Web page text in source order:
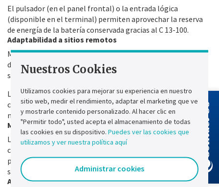
El pulsador (en el panel frontal) o la entrada lógica
(disponible en el terminal) permiten aprovechar la reserva
de energía de la batería conservada gracias al C 13-100.
Adaptabilidad a sitios remotos
Mayor duración de la batería para garantizar la continuidad
del servicio mientras se espera la intervención humana en el
sitio.
La resistencia de calentamiento que evita la formación de
condensación en el interior del armario instalado en el
mástil del aerogenerador.
Monitoreo automático de la batería
La prueba periódica de la batería mantiene la batería en
condiciones ideales de funcionamiento verificando
periódicamente su estado e informando al operador si se
supera el umbral de falla.
Autonomía
Contact Us
Nuestros Cookies
Utilizamos cookies para mejorar su experiencia en nuestro
sitio web, medir el rendimiento, adaptar el marketing que ve
y mostrarle contenido personalizado. Al hacer clic en
"Permitir todo", usted acepta el almacenamiento de todas
las cookies en su dispositivo. Puedes ver las cookies que
utilizamos y ver nuestra política aquí
Administrar cookies